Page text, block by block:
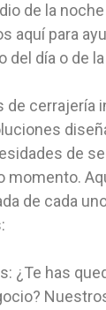
de la
aquí para
del día o de
cerrajería
de
momento.
de cada
¿Te has